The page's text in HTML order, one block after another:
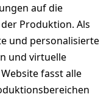
auf die
Produktion. Als
und personalisierte
und virtuelle
fasst alle